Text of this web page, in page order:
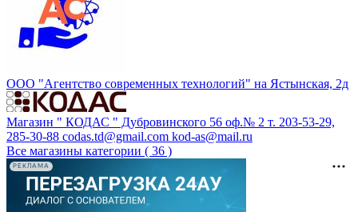
ООО "Агентство современных технологий" на Ястынская, 2д
Магазин " КОДАС " Дубровинского 56 оф.№ 2 т. 203-53-29,
285-30-88 codas.td@gmail.com kod-as@mail.ru
Все магазины категории ( 36 )
РЕКЛАМА